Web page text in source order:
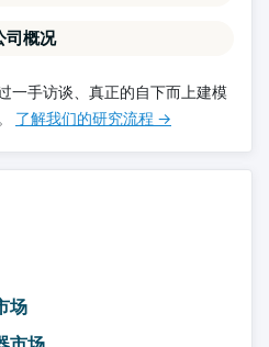
司概况
一手访谈、真正的自下而上建模
了解我们的研究流程 →
场